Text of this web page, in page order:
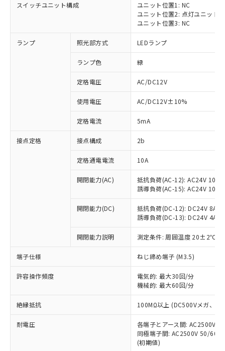
スイッチユニット構成
ユニット位置1: NC
ユニット位置2: 点灯ユニット
ユニット位置3: NC
ランプ 照光部方式 LEDランプ
ランプ色 緑
定格電圧 AC/DC12V
使用電圧 AC/DC12V±10%
定格電流 5mA
接点定格 接点構成 2b
定格通電電流 10A
開閉能力(AC)
抵抗負荷(AC-12): AC24V 10A/
誘導負荷(AC-15): AC24V
開閉能力(DC)
抵抗負荷(DC-12): DC24V 8A/
誘導負荷(DC-13): DC24V 4A/
開閉能力説明 測定条件: 周囲温度 20±2℃、
端子仕様 ねじ締め端子 (M3.5)
許容操作頻度
電気的: 最大30回/分
機械的: 最大60回/分
絶縁抵抗 100MΩ以上 (DC500Vメガ、点
耐電圧
各端子とアース間: AC2500V
同極端子間: AC2500V 50/
(初期値)
ご利用条件
以下の条件をお読みいただき、同意のうえ
ご利用ください。
本サービスは、当社制御機器事業取扱
商品の当社在庫状況および標準価格
(税抜)を提供させていただくもので
当社制御機器事業取扱商品の中には、
本サービスの対象外となる商品もある
ことをご了承ください。
在庫状況および標準価格照会結果は、
記載している更新日時点での社内デー
タに基づき作成されるものであり、閲
覧された時点での実際の在庫および標
準価格とは異なる場合があることをご
※1 対応状況
対応済み：EU RoHS指令（10物質）の
非含有に対応した製品が提供可能な商品で
す。
対応予定：EU RoHS指令（10物質）の非含
有に対応した製品に切り替える予定のある
対応予定なし：EU RoHS指令（10物質）の
非含有に非対応の商品で、対応品を出す予
定はありません。
調査・確認中：EU RoHS指令（10物質）の
非含有の対応状況を調査中または確認中の
非該当品：ライセンス料など無形物で、有
害物質有無と関係のない商品です。
仕入先様の事情により、非含有部品として
いたものが、含有品と判明した場合などや
むを得ず変更することがあります。
六価クロム(Cr(Ⅵ)) 1000ppm以下、ポリ臭化ビフェニル
類(PBB) 1000ppm以下、ポリ臭化ジフェニルエーテル類
「○」：最大均質材料含有率が中国RoHSの
基準値以下であることを示します。
「×」：最大均質材料含有率が中国RoHSの
基準値を超えていることを示します。
「－」：未確認です。当社販売部門へお問
*中国RoHS10物質の基準値 (GB/T26572)：
Pb(鉛) :1000ppm、 Hg(水銀) : 1000ppm、 Cd(カドミウ
Cr(Ⅵ)(六価クロム) : 1000ppm、 PBBs(ポリ臭化ビフェ
当社は、これら貴社製品のうち、外国
為替および外国貿易法に定める商品
（以下｢規制貨物等」という）を輸出
または国外への提供する場合は、日本
国政府の輸出許可(または役務取引許
可)を取得するなどの必要な手続きを